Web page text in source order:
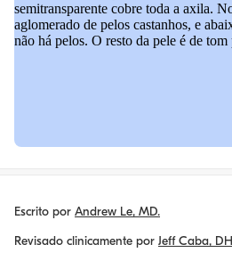
Escrito por Andrew Le, MD.
Revisado clinicamente por Jeff Caba,